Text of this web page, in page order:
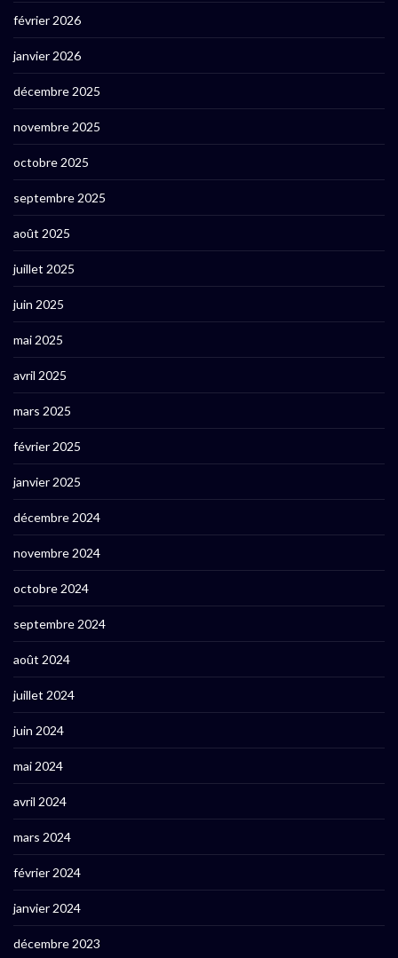
février 2026
janvier 2026
décembre 2025
novembre 2025
octobre 2025
septembre 2025
août 2025
juillet 2025
juin 2025
mai 2025
avril 2025
mars 2025
février 2025
janvier 2025
décembre 2024
novembre 2024
octobre 2024
septembre 2024
août 2024
juillet 2024
juin 2024
mai 2024
avril 2024
mars 2024
février 2024
janvier 2024
décembre 2023